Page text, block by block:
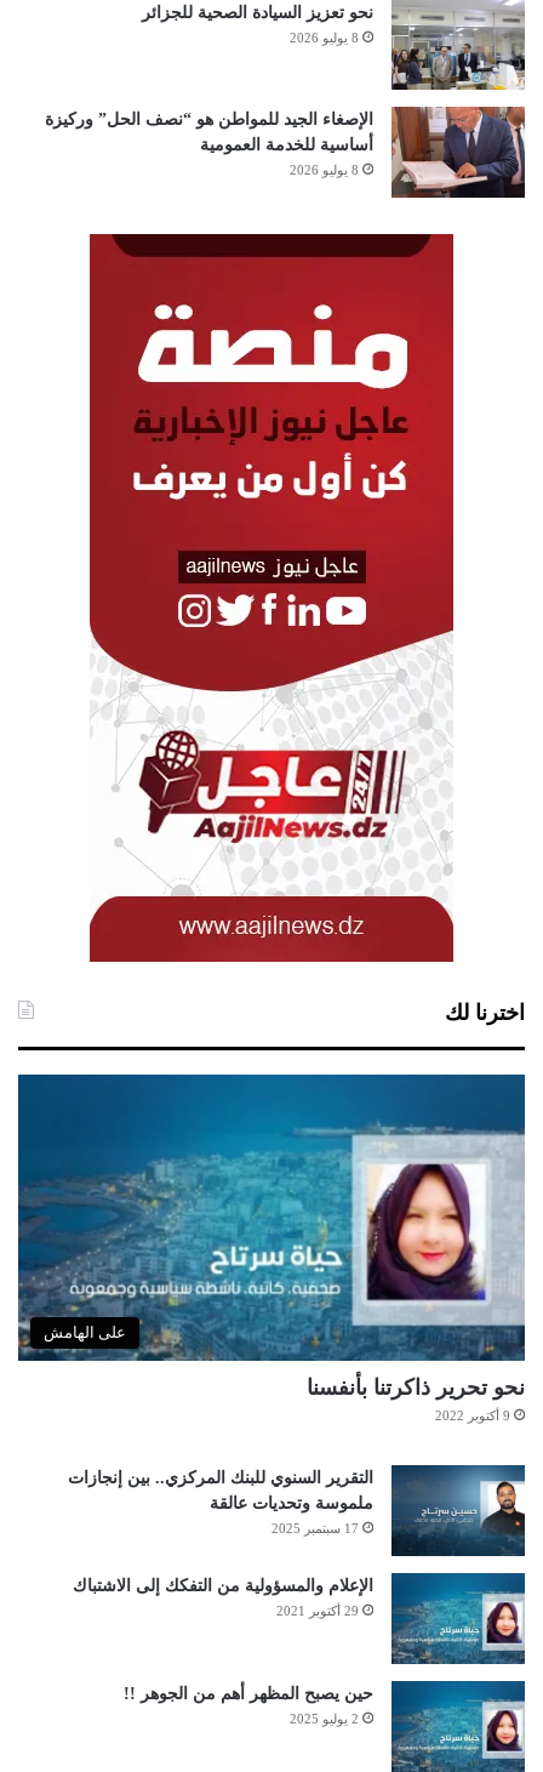
نحو تعزيز السيادة الصحية للجزائر
8 يوليو 2026
الإصغاء الجيد للمواطن هو “نصف الحل” وركيزة
أساسية للخدمة العمومية
8 يوليو 2026
اخترنا لك
على الهامش
نحو تحرير ذاكرتنا بأنفسنا
9 أكتوبر 2022
التقرير السنوي للبنك المركزي.. بين إنجازات
ملموسة وتحديات عالقة
17 سبتمبر 2025
الإعلام والمسؤولية من التفكك إلى الاشتباك
29 أكتوبر 2021
حين يصبح المظهر أهم من الجوهر !!
2 يوليو 2025